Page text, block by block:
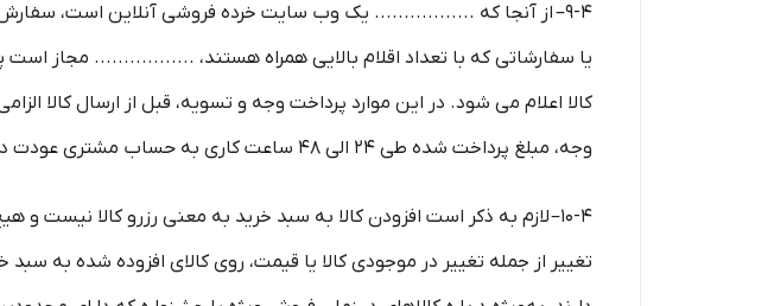
9-۴– از آنجا که ................. یک وب ‌سایت خرده‌ فروشی آنلاین است،
یا سفارشاتی که با تعداد اقلام بالایی همراه هستند، ................. مجاز
کالا اعلام می شود. در این موارد پرداخت وجه و تسویه، قبل از ارسال کالا
وجه، مبلغ پرداخت شده طی ۲۴ الی ۴۸ ساعت کاری به حساب مشتری عودت داده خواهد شد.
10-۴– لازم به ذکر است افزودن کالا به سبد خرید به معنی رزرو کالا
تغییر از جمله تغییر در موجودی کالا یا قیمت، روی کالای افزوده شده به